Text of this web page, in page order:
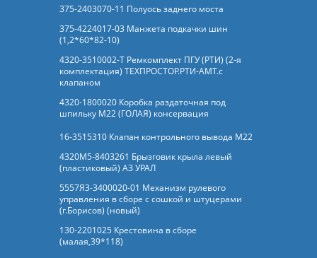
375-2403070-11 Полуось заднего моста
375-4224017-03 Манжета подкачки шин
(1,2*60*82-10)
4320-3510002-Т Ремкомплект ПГУ (РТИ) (2-я
комплектация) ТЕХПРОСТОР.РТИ-АМТ.c
клапаном
4320-1800020 Коробка раздаточная под
шпильку М22 (ГОЛАЯ) консервация
16-3515310 Клапан контрольного вывода М22
4320М5-8403261 Брызговик крыла левый
(пластиковый) АЗ УРАЛ
5557Я3-3400020-01 Механизм рулевого
управления в сборе с сошкой и штуцерами
(г.Борисов) (новый)
130-2201025 Крестовина в сборе
(малая,39*118)